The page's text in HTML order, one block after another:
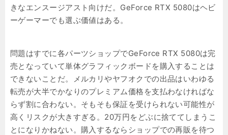
きなエンスージアスト向けだ。GeForce RTX 5080はヘビ
ーゲーマーでも選ぶ価値はある。
問題はすでに各パーツショップでGeForce RTX 5080は完
売となっていて単体グラフィックボードを購入することは
できないことだ。メルカリやヤフオクでの出品はいわゆる
転売が大半でかなりのプレミアム価格を支払わなければな
らず割に合わない。そもそも保証を受けられない可能性が
高くリスクが大きすぎる。20万円をどぶに捨ててしまうこ
とになりかねない。購入するならショップでの再販を待つ